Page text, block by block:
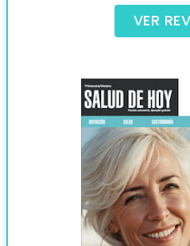
VER